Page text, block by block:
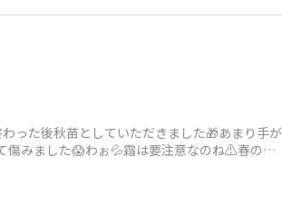
った後秋苗としていただきました🎁あまり手が
傷みました😱わぉ💦霜は要注意なのね⚠️春の開